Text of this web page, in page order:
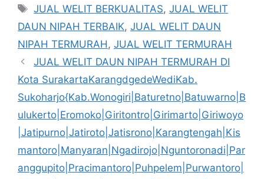
Tag
JUAL WELIT BERKUALITAS,JUAL WELIT
DAUN NIPAH TERBAIK, JUAL WELIT DAUN
NIPAH TERMURAH, JUAL WELIT TERMURAH
JUAL WELIT DAUN NIPAH TERMURAH DI
Kota SurakartaKarangdgedeWediKab.
Sukoharjo{Kab.Wonogiri|Baturetno|Batuwarno|B
ulukerto|Eromoko|Giritontro|Girimarto|Giriwoyo
|Jatipurno|Jatiroto|Jatisrono|Karangtengah|Kis
mantoro|Manyaran|Ngadirojo|Nguntoronadi|Par
anggupito|Pracimantoro|Puhpelem|Purwantoro|